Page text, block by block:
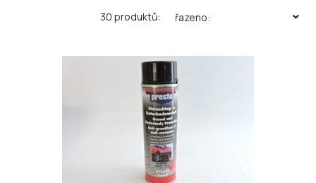
30 produktů: řazeno: